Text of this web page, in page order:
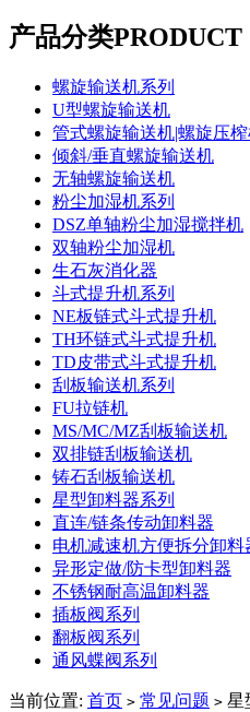
产品分类PRODUCT
螺旋输送机系列
U型螺旋输送机
管式螺旋输送机|螺旋压
倾斜/垂直螺旋输送机
无轴螺旋输送机
粉尘加湿机系列
DSZ单轴粉尘加湿搅拌机
双轴粉尘加湿机
生石灰消化器
斗式提升机系列
NE板链式斗式提升机
TH环链式斗式提升机
TD皮带式斗式提升机
刮板输送机系列
FU拉链机
MS/MC/MZ刮板输送机
双排链刮板输送机
铸石刮板输送机
星型卸料器系列
直连/链条传动卸料器
电机减速机方便拆分卸料
异形定做/防卡型卸料器
不锈钢耐高温卸料器
插板阀系列
翻板阀系列
通风蝶阀系列
当前位置: 首页 > 常见问题 > 星